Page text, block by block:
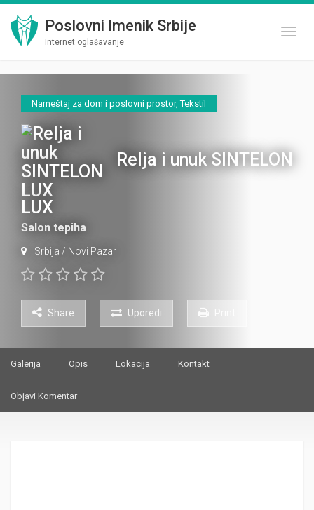
Poslovni Imenik Srbije
Internet oglašavanje
Nameštaj za dom i poslovni prostor, Tekstil
Relja i unuk SINTELON
LUX
Salon tepiha
Srbija / Novi Pazar
Share Uporedi
Galerija Opis Lokacija Kontakt
Objavi Komentar